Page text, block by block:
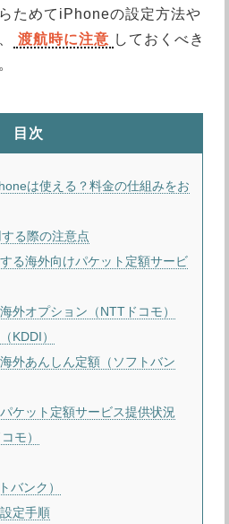
ためてiPhoneの設定方法や
渡航時に注意 しておくべき
目次
は使える？料金の仕組みをお
る際の注意点
る海外向けパケット定額サービ
外オプション（NTTドコモ）
KDDI）
外あんしん定額（ソフトバン
ケット定額サービス提供状況
モ）
バンク）
定手順